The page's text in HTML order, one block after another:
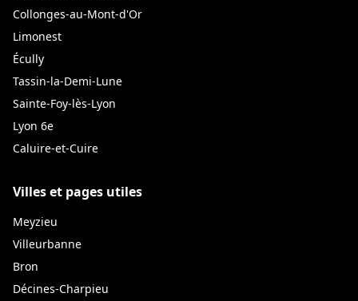
Collonges-au-Mont-d'Or
Limonest
Écully
Tassin-la-Demi-Lune
Sainte-Foy-lès-Lyon
Lyon 6e
Caluire-et-Cuire
Villes et pages utiles
Meyzieu
Villeurbanne
Bron
Décines-Charpieu